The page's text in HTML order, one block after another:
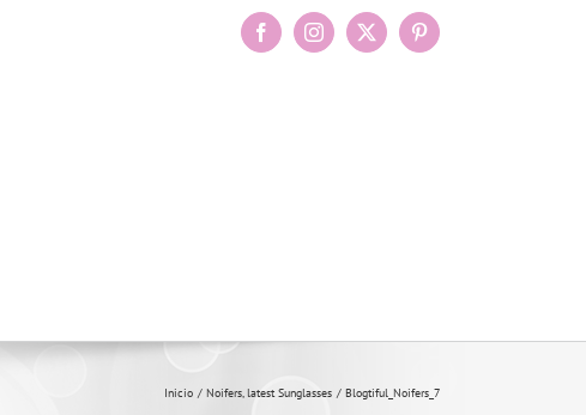
FacebookInstagram
X Pinterest
Inicio Noifers, latest Sunglasses Blogtiful_Noifers_7